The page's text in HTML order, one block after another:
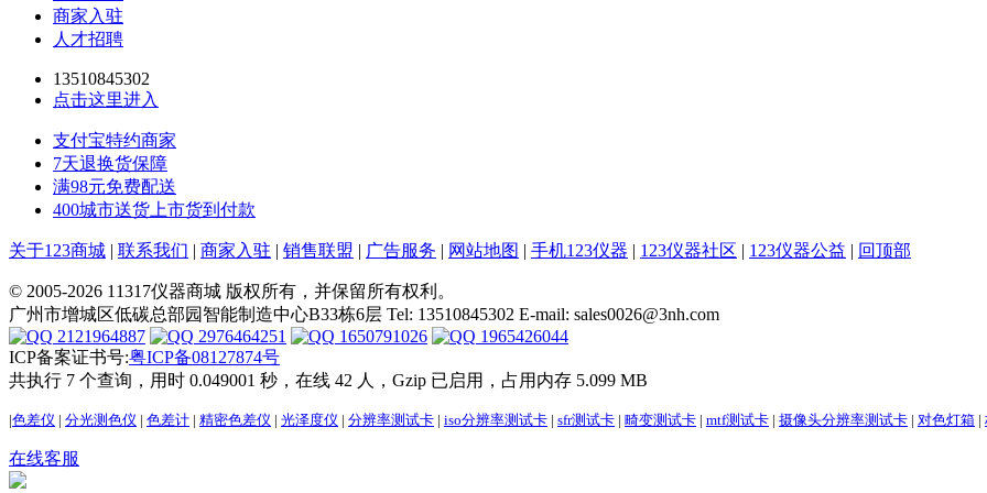
商家入驻
人才招聘
13510845302
点击这里进入
支付宝特约商家
7天退换货保障
满98元免费配送
400城市送货上市货到付款
关于123商城 | 联系我们 | 商家入驻 | 销售联盟 | 广告服务 | 网站地图 | 手机123仪器 | 123仪器社区 | 123仪器公益 | 回顶部
© 2005-2026 11317仪器商城 版权所有，并保留所有权利。
广州市增城区低碳总部园智能制造中心B33栋6层 Tel: 13510845302 E-mail: sales0026@3nh.com
2121964887
2976464251 1650791026
1965426044
ICP备案证书号:粤ICP备08127874号
共执行 7 个查询，用时 0.049001 秒，在线 42 人，Gzip 已启用，占用内存 5.099 MB
|色差仪 | 分光测色仪 | 色差计 | 精密色差仪 | 光泽度仪 | 分辨率测试卡 | iso分辨率测试卡 | sfr测试卡 | 畸变测试卡 | mtf测试卡 | 摄像头分辨率测试卡 | 对色灯箱 |
在线客服